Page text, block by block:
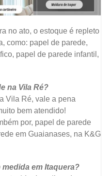
no ato, o estoque é repleto
como: papel de parede,
papel de parede infantil,
na Vila Ré?
Vila Ré, vale a pena
bem atendido!
por, papel de parede
em Guaianases, na K&G
em Itaquera?